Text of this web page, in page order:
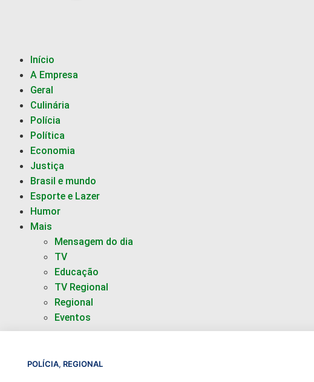
Início
A Empresa
Geral
Culinária
Polícia
Política
Economia
Justiça
Brasil e mundo
Esporte e Lazer
Humor
Mais
Mensagem do dia
TV
Educação
TV Regional
Regional
Eventos
POLÍCIA, REGIONAL